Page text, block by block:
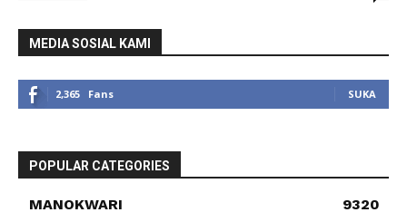
MEDIA SOSIAL KAMI
2,365 Fans SUKA
POPULAR CATEGORIES
MANOKWARI
9320